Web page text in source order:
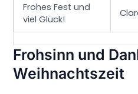
Frohes Fest und
viel Glück!
Frohsinn und
Weihnachtszeit